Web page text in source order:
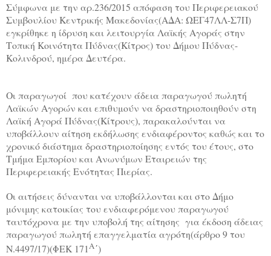
Σύμφωνα με την αρ.236/2015 απόφαση του Περιφερειακού
Συμβουλίου Κεντρικής Μακεδονίας(ΑΔΑ: ΩΕΓ47ΛΛ-Σ7Π)
εγκρίθηκε η ίδρυση και λειτουργία Λαϊκής Αγοράς στην
Τοπική Κοινότητα Πύδνας(Κίτρος) του Δήμου Πύδνας-
Κολινδρού, ημέρα Δευτέρα.
Οι παραγωγοί που κατέχουν άδεια παραγωγού πωλητή
Λαϊκών Αγορών και επιθυμούν να δραστηριοποιηθούν στη
Λαϊκή Αγορά Πύδνας(Κίτρους), παρακαλούνται να
υποβάλλουν αίτηση εκδήλωσης ενδιαφέροντος καθώς και το
χρονικό διάστημα δραστηριοποίησης εντός του έτους, στο
Τμήμα Εμπορίου και Ανωνύμων Εταιρειών της
Περιφερειακής Ενότητας Πιερίας.
Οι αιτήσεις δύνανται να υποβάλλονται και στο Δήμο
μόνιμης κατοικίας του ενδιαφερόμενου παραγωγού
ταυτόχρονα με την υποβολή της αίτησης για έκδοση άδειας
παραγωγού πωλητή επαγγελματία αγρότη(άρθρο 9 του
Ν.4497/17)(ΦΕΚ 171Α΄)